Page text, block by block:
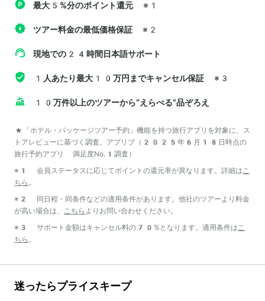
最大5%分のポイント還元 ※1
ツアー料金の最低価格保証 ※2
現地での24時間日本語サポート
1人あたり最大10万円までキャンセル保証 ※3
10万件以上のツアーから“えらべる”品ぞろえ
*「ホテル・パッケージツアー予約」機能を持つ旅行アプリを対象に、ス
トアレビューに基づく調査。アプリブ（2025年6月18日時点の
旅行予約アプリ 満足度No.1調査）
※1 会員ステータスに応じてポイントの還元率が異なります。詳細は こ
ちら 。
※2 同日程・同条件などの適用条件があります。他社のツアーより料金
が高い場合は、
こちら よりお問い合わせください。
※3 サポート金額はキャンセル料の70%となります。適用条件は こ
ちら 。
迷ったらプライスキープ